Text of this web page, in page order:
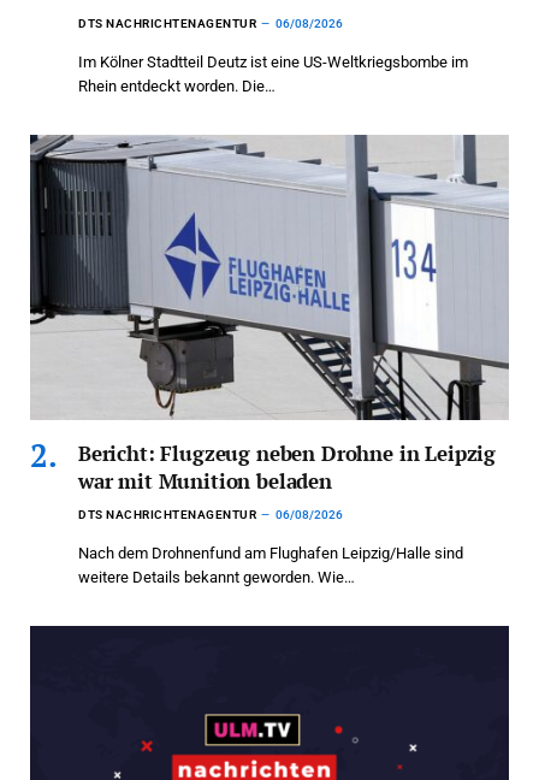
DTS NACHRICHTENAGENTUR 06/08/2026
Im Kölner Stadtteil Deutz ist eine US-Weltkriegsbombe im
Rhein entdeckt worden. Die…
Bericht: Flugzeug neben Drohne in Leipzig
war mit Munition beladen
DTS NACHRICHTENAGENTUR 06/08/2026
Nach dem Drohnenfund am Flughafen Leipzig/Halle sind
weitere Details bekannt geworden. Wie…